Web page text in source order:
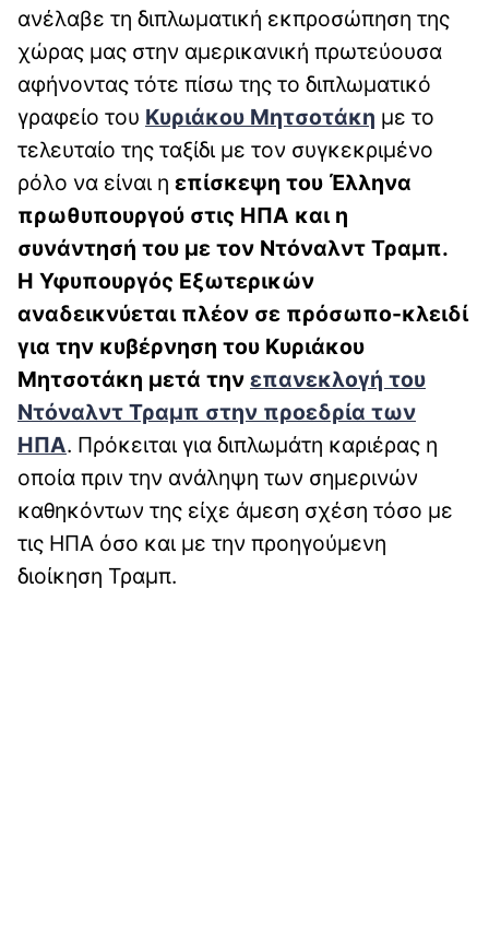
ανέλαβε τη διπλωματική εκπροσώπηση της
χώρας μας στην αμερικανική πρωτεύουσα
αφήνοντας τότε πίσω της το διπλωματικό
γραφείο του Κυριάκου Μητσοτάκη με το
τελευταίο της ταξίδι με τον συγκεκριμένο
ρόλο να είναι η επίσκεψη του Έλληνα
πρωθυπουργού στις ΗΠΑ και η
συνάντησή του με τον Ντόναλντ Τραμπ.
Η Υφυπουργός Εξωτερικών
αναδεικνύεται πλέον σε πρόσωπο-κλειδί
για την κυβέρνηση του Κυριάκου
Μητσοτάκη μετά την επανεκλογή του
Ντόναλντ Τραμπ στην προεδρία των
ΗΠΑ. Πρόκειται για διπλωμάτη καριέρας η
οποία πριν την ανάληψη των σημερινών
καθηκόντων της είχε άμεση σχέση τόσο με
τις ΗΠΑ όσο και με την προηγούμενη
διοίκηση Τραμπ.